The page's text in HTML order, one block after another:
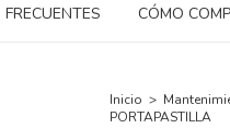
CÓMO
Inicio >
PORTAPASTILLA